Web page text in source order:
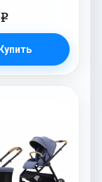
e